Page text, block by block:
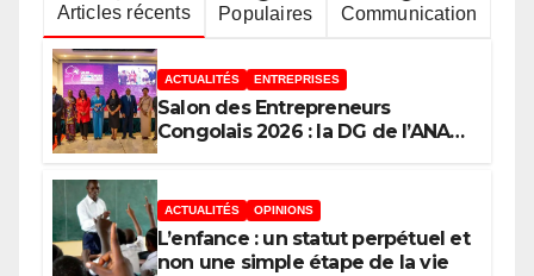
Articles récents Populaires Communication
ACTUALITÉS ENTREPRISES
Salon des Entrepreneurs
Congolais 2026 : la DG de l’ANAPI
l’ambition d’une RDC, destination
phare de l’investissement en
Afrique
ACTUALITÉS OPINIONS
L’enfance : un statut perpétuel et
non une simple étape de la vie